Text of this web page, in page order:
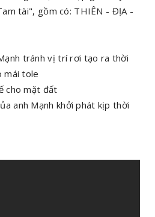
tài", gồm có: THIÊN - ĐỊA -
tránh vị trí rơi tạo ra thời
mái tole
cho mặt đất
anh Mạnh khởi phát kịp thời